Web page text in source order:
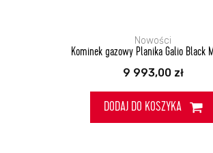
Nowości
Kominek gazowy Planika Galio Black
9 993,00 zł
DODAJ DO KOSZYKA